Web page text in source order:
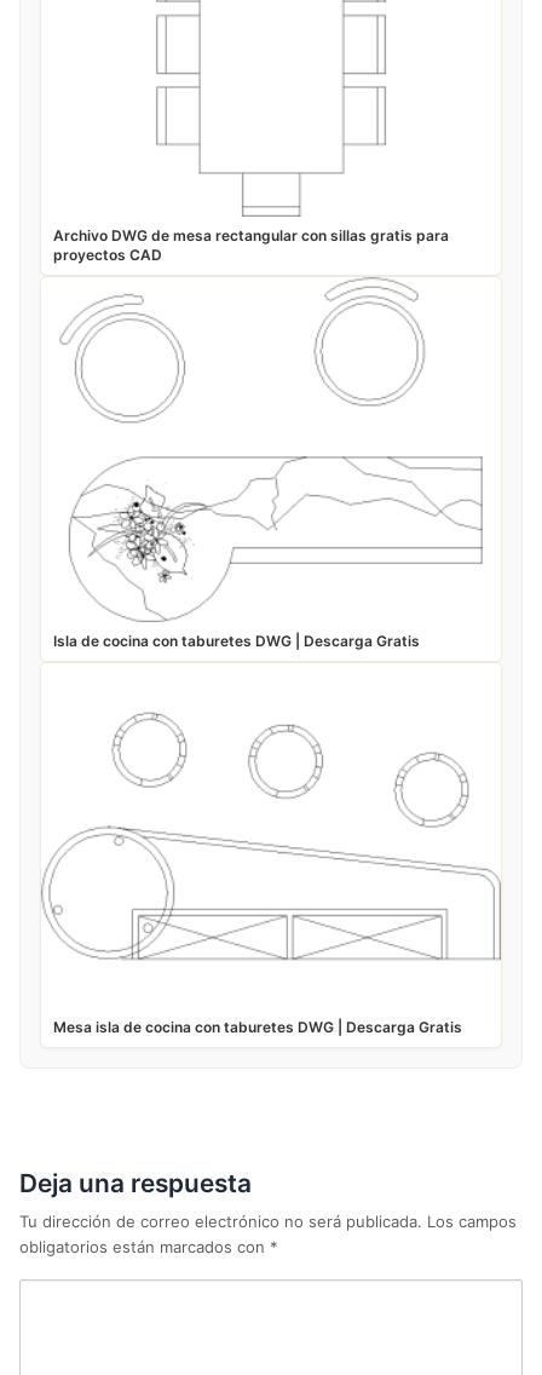
Archivo DWG de mesa rectangular con sillas gratis para
proyectos CAD
Isla de cocina con taburetes DWG | Descarga Gratis
Mesa isla de cocina con taburetes DWG | Descarga Gratis
Deja una respuesta
Tu dirección de correo electrónico no será publicada. Los campos
obligatorios están marcados con *